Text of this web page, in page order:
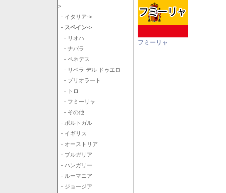
>
- イタリア->
- スペイン->
- リオハ
- ナバラ
- ペネデス
- リベラ デル ドゥエロ
- プリオラート
- トロ
- フミーリャ
- その他
- ポルトガル
- イギリス
- オーストリア
- ブルガリア
- ハンガリー
- ルーマニア
- ジョージア
フミーリャ